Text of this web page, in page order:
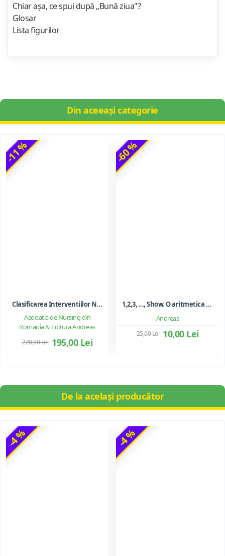
Chiar aşa, ce spui după „Bună ziua"?
Glosar
Lista figurilor
Din aceeași categorie
-11 %
Asociatia de Nursing din
Romania & Editura Andreas
Clasificarea Interventiilor Nursing (NIC)
195,00 Lei
220,00 Lei
-60 %
Andreas
1,2,3, ..., Show. O aritmetica emotionala, o poezie a matematicii - Ioan Dancila
10,00 Lei
25,00 Lei
De la același producător
-4 % -4 %